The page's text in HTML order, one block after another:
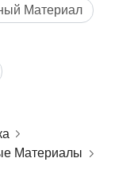
которая
слои
работу для
Американский стандарт
Материал
Материалы